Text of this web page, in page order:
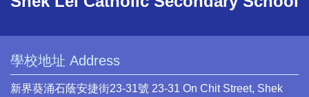
學校地址 Address
新界葵涌石蔭安捷街23-31號 23-31 On Chit Street, Shek